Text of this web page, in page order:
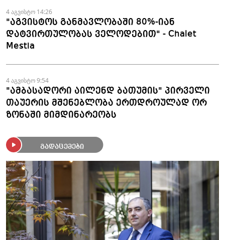
4 აგვისტო 14:26
"აგვისტოს განმავლობაში 80%-იან
დატვირთულობას ველოდებით" - Chalet
Mestia
4 აგვისტო 9:54
"ამბასადორი აილენდ ბათუმის" პირველი
თაუერის მშენებლობა ერთდროულად ორ
ზონაში მიმდინარეობს
გადაცემები